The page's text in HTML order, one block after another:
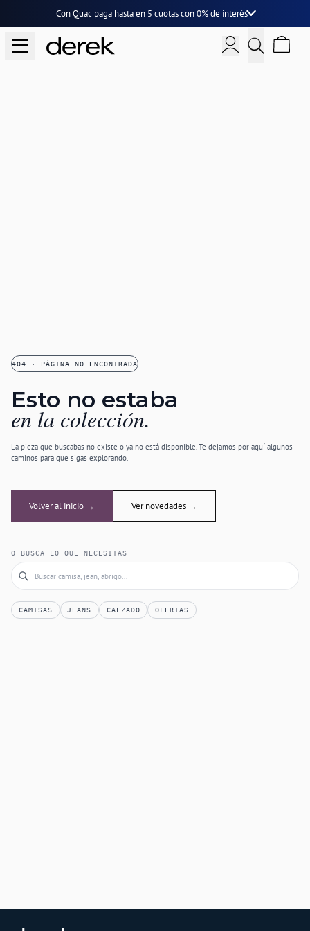
Con Quac paga hasta en 5 cuotascon0% de interés
404 · PÁGINA NO ENCONTRADA
Esto no estaba
en la colección.
La pieza que buscabas no existe o ya no está disponible. Te dejamos por aquí algunos
caminos para que sigas explorando.
Volver al inicio → Ver novedades →
O BUSCA LO QUE NECESITAS
CAMISAS JEANS CALZADO OFERTAS